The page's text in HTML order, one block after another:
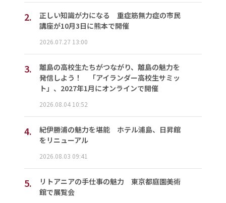
2.
正しい知識が力になる 重症筋無力症の市民
講座が10月3日に熊本で開催
2026.07.27 13:00
3.
離島の高校生たちがつながり、離島の魅力を
発信しよう！ 「アイランダー高校生サミッ
ト」、2027年1月にオンラインで開催
2026.08.04 10:52
4.
紀伊勝浦の魅力を堪能 ホテル浦島、日昇館
をリニューアル
2026.08.03 09:41
5.
リトアニアの手仕事の魅力 東京都庭園美術
館で展覧会